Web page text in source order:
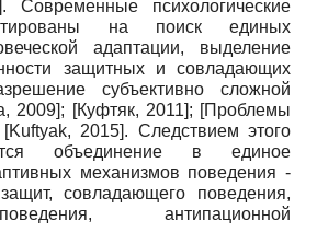
. Современные психологические
на поиск единых
адаптации, выделение
защитных и совладающих
субъективно сложной
2009]; [Куфтяк, 2011]; [Проблемы
[Kuftyak, 2015]. Следствием этого
объединение в единое
механизмов поведения -
защит, совладающего поведения,
антипационной